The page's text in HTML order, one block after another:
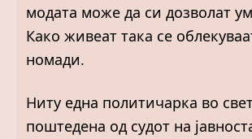
модата може да си дозволат
Како живеат така се
номади.
Ниту една политичарка во
поштедена од судот на